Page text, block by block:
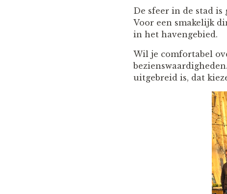
De sfeer in de stad
Voor een smakelijk
in het havengebied.
Wil je comfortabel
uitgebreid is, dat